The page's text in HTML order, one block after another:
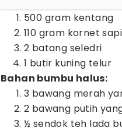
500 gram kentang
110 gram kornet sapi
2 batang seledri
1 butir kuning telur
Bahan bumbu halus:
3 bawang merah
2 bawang putih
½ sendok teh lada